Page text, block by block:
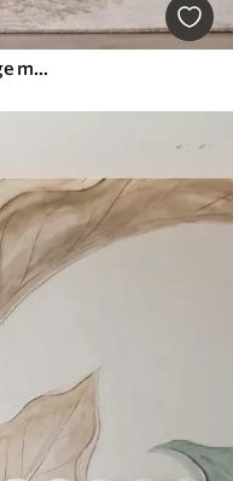
Fint, luftigt fjer i en ferskenrosa tåge med glans